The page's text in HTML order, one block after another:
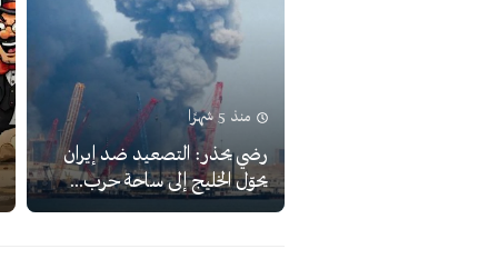
منذ 5 شهرًا
رضي يحذر: التصعيد ضد إيران
يحوّل الخليج إلى ساحة حرب...